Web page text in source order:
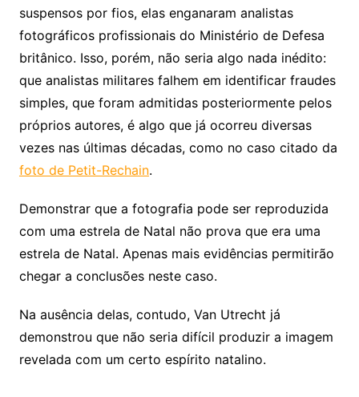
suspensos por fios, elas enganaram analistas
fotográficos profissionais do Ministério de Defesa
britânico. Isso, porém, não seria algo nada inédito:
que analistas militares falhem em identificar fraudes
simples, que foram admitidas posteriormente pelos
próprios autores, é algo que já ocorreu diversas
vezes nas últimas décadas, como no caso citado da
foto de Petit-Rechain.
Demonstrar que a fotografia pode ser reproduzida
com uma estrela de Natal não prova que era uma
estrela de Natal. Apenas mais evidências permitirão
chegar a conclusões neste caso.
Na ausência delas, contudo, Van Utrecht já
demonstrou que não seria difícil produzir a imagem
revelada com um certo espírito natalino.